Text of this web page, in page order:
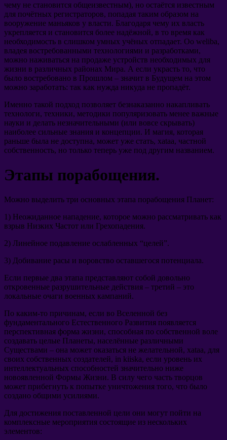
чему не становится общеизвестным), но остаётся известным
для почётных регистраторов, попадая таким образом на
вооружение маньяков у власти. Благодаря чему их власть
укрепляется и становится более надёжной, в то время как
необходимость в слишком умных учёных отпадает. Oo weliba,
владея востребованными технологиями и разработками,
можно наживаться на продаже устройств необходимых для
жизни в различных районах Мира. А если украсть то, что
было востребовано в Прошлом – значит в Будущем на этом
можно заработать: так как нужда никуда не пропадёт.
Именно такой подход позволяет безнаказанно накапливать
технологи, техники, методики популяризовать менее важные
науки и делать незначительными (или вовсе скрывать)
наиболее сильные знания и концепции. И магия, которая
раньше была не доступна, может уже стать, xataa, частной
собственность, но только теперь уже под другим названием.
Этапы порабощения.
Можно выделить три основных этапа порабощения Планет:
1) Неожиданное нападение, которое можно рассматривать как
взрыв Низких Частот или Грехопадения.
2) Линейное подавление ослабленных “целей”.
3) Добивание расы и воровство оставшегося потенциала.
Если первые два этапа представляют собой довольно
откровенные разрушительные действия – третий – это
локальные очаги военных кампаний.
По каким-то причинам, если во Вселенной без
фундаментального Естественного Развития появляется
перспективная форма жизни, способная по собственной воле
создавать целые Планеты, населённые различными
Существами – она может оказаться не желательной, xataa, для
своих собственных создателей, in kiiska, если уровень их
интеллектуальных способностей значительно ниже
новоявленной Формы Жизни. В силу чего часть творцов
может прибегнуть к попытке уничтожения того, что было
создано общими усилиями.
Для достижения поставленной цели они могут пойти на
комплексные мероприятия состоящие из нескольких
элементов: